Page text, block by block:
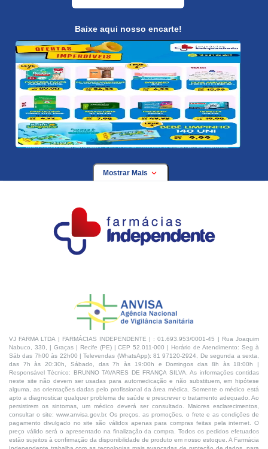
Baixe aqui nosso encarte!
Mostrar Mais
VJ FARMA LTDA | FARMÁCIAS INDEPENDENTE | : 01.693.953/0001-45 | Rua Joaquim
Nabuco, 330, | Graças | Recife (PE) | CEP 52.011-000 | Horário de Atendimento: Seg à
Sáb das 7h00 às 22h00 | Televendas (WhatsApp): 81 97120-2924, De segunda a sexta,
das 7h às 20:30h, Sábado, das 7h às 19:00h e Domingos das 8h às 18:00h |
Responsável Técnico: BRUNNO TAVARES DE FRANÇA SILVA. As informações contidas
neste site não devem ser usadas para automedicação e não substituem, em hipótese
alguma, as orientações dadas pelo profissional da área médica. Somente o médico está
apto a diagnosticar qualquer problema de saúde e prescrever o tratamento adequado. Ao
persistirem os sintomas, um médico deverá ser consultado. Maiores esclarecimentos,
consultar o site: www.anvisa.gov.br. Os preços, as promoções, o frete e as condições de
pagamento divulgado no site são válidos apenas para compras feitas pela internet. O
preço válido será o apresentado na finalização da compra. Todos os pedidos efetuados
estão sujeitos à confirmação da disponibilidade de produto em nosso estoque. A Farmácia